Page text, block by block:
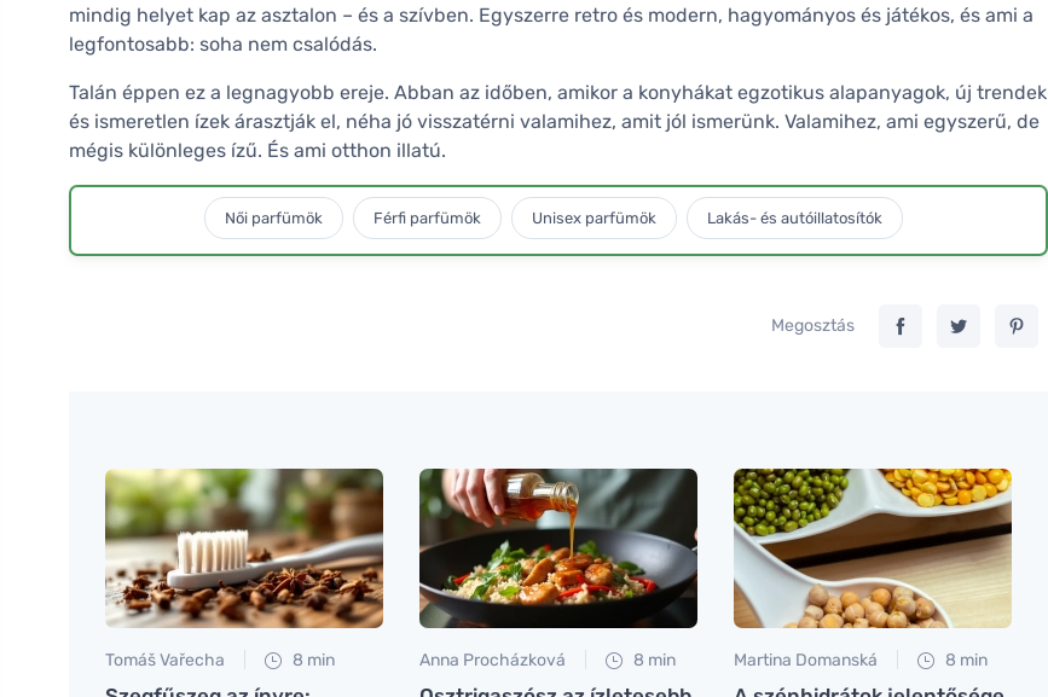
mindig helyet kap az asztalon – és a szívben. Egyszerre retro és modern, hagyományos és játékos, és ami a
legfontosabb: soha nem csalódás.
Talán éppen ez a legnagyobb ereje. Abban az időben, amikor a konyhákat egzotikus alapanyagok, új trendek
és ismeretlen ízek árasztják el, néha jó visszatérni valamihez, amit jól ismerünk. Valamihez, ami egyszerű, de
mégis különleges ízű. És ami otthon illatú.
Női parfümök Férfi parfümök Unisex parfümök Lakás- és autóillatosítók
Megosztás
Tomáš Vařecha 8 min Anna Procházková 8 min Martina Domanská 8 min